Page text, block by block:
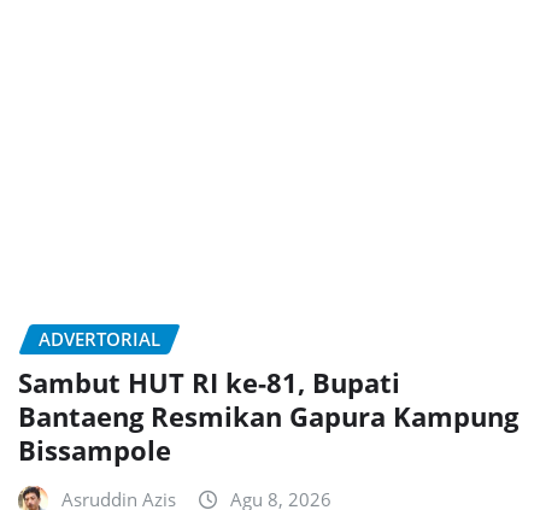
ADVERTORIAL
Sambut HUT RI ke-81, Bupati
Bantaeng Resmikan Gapura Kampung
Bissampole
Asruddin Azis Agu 8, 2026